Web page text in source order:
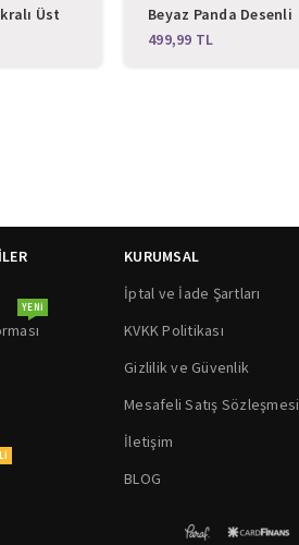
Üst
Beyaz Panda Desenli
Likralı Üst Forma
TL
YENI
KURUMSAL
İptal ve İade Şartları
KVKK Politikası
Gizlilik ve Güvenlik
Mesafeli Satış Sözleşmesi
İletişim
BLOG